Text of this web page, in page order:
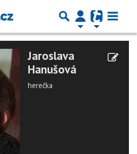
Jaroslava
Hanušová
herečka